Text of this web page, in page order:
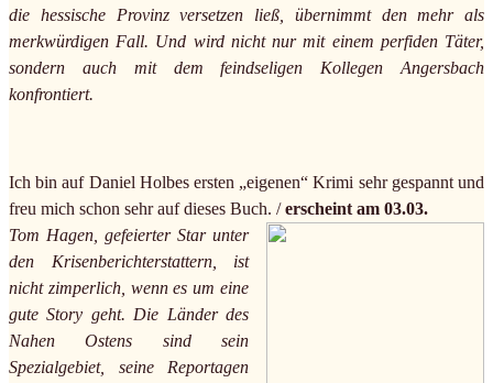
die hessische Provinz versetzen ließ, übernimmt den mehr als
merkwürdigen Fall. Und wird nicht nur mit einem perfiden Täter,
sondern auch mit dem feindseligen Kollegen Angersbach
konfrontiert.
Ich bin auf Daniel Holbes ersten „eigenen“ Krimi sehr gespannt und
freu mich schon sehr auf dieses Buch. /erscheint am 03.03.
Tom Hagen, gefeierter Star unter
den Krisenberichterstattern, ist
nicht zimperlich, wenn es um eine
gute Story geht. Die Länder des
Nahen Ostens sind sein
Spezialgebiet, seine Reportagen